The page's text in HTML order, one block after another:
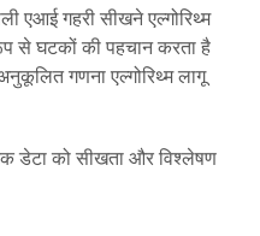
एआई गहरी सीखने एल्गोरिथ्म
से घटकों की पहचान करता है
गणना एल्गोरिथ्म लागू
डेटा को सीखता और विश्लेषण